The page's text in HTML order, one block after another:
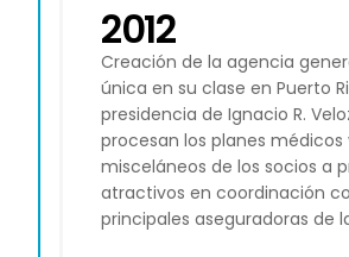
2012
Creación de la agencia
única en su clase en Puerto
presidencia de Ignacio R.
procesan los planes médicos
misceláneos de los socios a
atractivos en coordinación
principales aseguradoras de